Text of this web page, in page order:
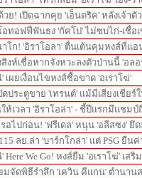
วย! เปิดฉากคุย 'เอ็นดริค' หลังเจ้า
ทอฟฟี่ฟันธง 'กัคโป' ไม่ซบไก่-เชื่อเ
โก! 'อิราโอลา' ตื่นเต้นคุมหงส์ที่แ
งห์เชื่อหากจังหวะลงตัวป่านนี้ 'อล
เผยเงื่อนไขหงส์ซื้อขาด 'อเราโฆ่'
ประตูขาย 'เทรนต์' แม้มีเสียงเชียร์
ห้เวลา 'อิราโอล่า' - ชี้ปีแรกมีแชมป์
อไปก่อน! 'ฟรีเดล' หนุน 'อลีสซง' ยึ
ลย.ล่า 'บาร์กโกล่า' แต่ PSG ยืนค่
Here We Go! หงส์ยืม 'อเราโฆ่' เสริ
มจัดพิธีรำลึก 'เควิน คีแกน' ตำนาน